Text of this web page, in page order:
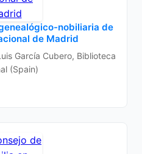
nobiliaria de
de Madrid
García Cubero, Biblioteca
(Spain)